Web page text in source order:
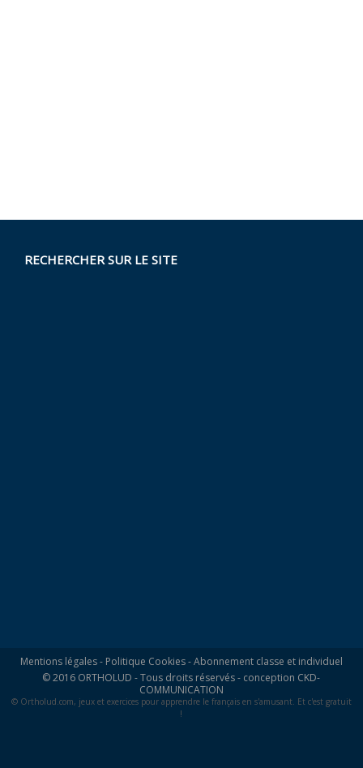
RECHERCHER SUR LE SITE
Mentions légales- Politique Cookies-Abonnement classe et individuel
© 2016 ORTHOLUD - Tous droits réservés - conception CKD-
COMMUNICATION
© Ortholud.com, jeux et exercices pour apprendre le français en s'amusant. Et c'est gratuit
!